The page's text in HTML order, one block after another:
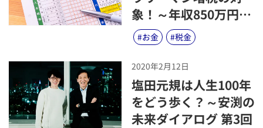
象！～年収850万円超
なら役員報酬を変更す
べき？ライフプランへ
の影響は？～
#お金 #税金
2020年2月12日
​塩田元規は人生100年
をどう歩く？～安渕の
未来ダイアログ 第3回